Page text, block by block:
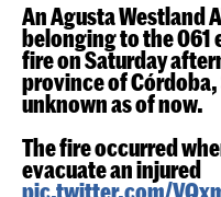
An Agusta Westland
belonging to the 061
fire on Saturday
province of
unknown as of now.
The fire occurred
evacuate an injured
pic.twitter.com/